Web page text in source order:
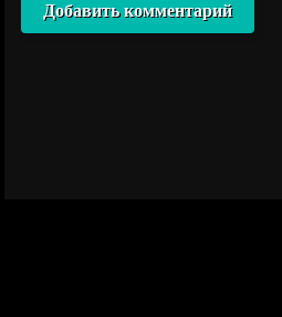
Добавить комментарий